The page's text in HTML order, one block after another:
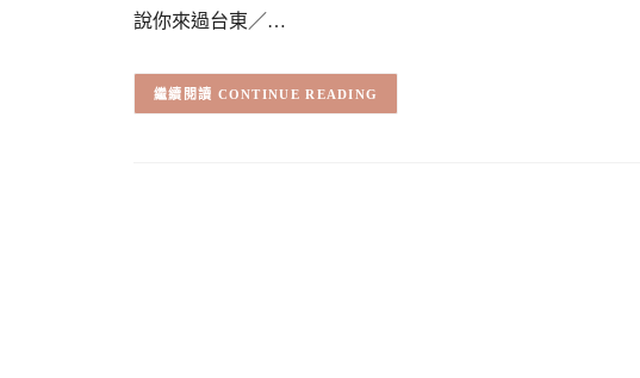
說你來過台東／…
CONTINUE READING